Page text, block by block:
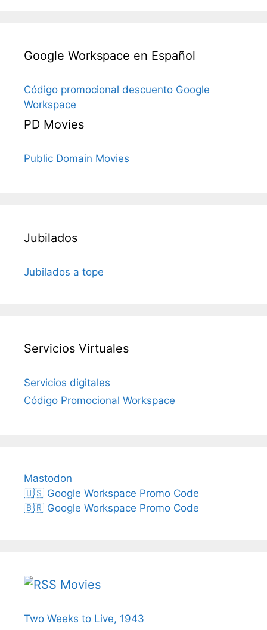
Google Workspace en Español
Código promocional descuento Google
Workspace
PD Movies
Public Domain Movies
Jubilados
Jubilados a tope
Servicios Virtuales
Servicios digitales
Código Promocional Workspace
Mastodon
🇺🇸 Google Workspace Promo Code
🇧🇷 Google Workspace Promo Code
Movies
Two Weeks to Live, 1943